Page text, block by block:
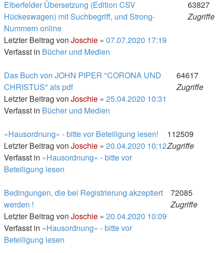
Elberfelder Übersetzung (Edition CSV
Hückeswagen) mit Suchbegriff, und Strong-
Nummern online
Letzter Beitrag von Joschie « 07.07.2020 17:19
Verfasst in Bücher und Medien
63827
Zugriffe
Das Buch von JOHN PIPER "CORONA UND
CHRISTUS" als pdf
Letzter Beitrag von Joschie « 25.04.2020 10:31
Verfasst in Bücher und Medien
64617
Zugriffe
»Hausordnung« - bitte vor Beteiligung lesen!
Letzter Beitrag von Joschie « 20.04.2020 10:12
Verfasst in »Hausordnung« - bitte vor
Beteiligung lesen
112509
Zugriffe
Bedingungen, die bei Registrierung akzeptiert
werden !
Letzter Beitrag von Joschie « 20.04.2020 10:09
Verfasst in »Hausordnung« - bitte vor
Beteiligung lesen
72085
Zugriffe